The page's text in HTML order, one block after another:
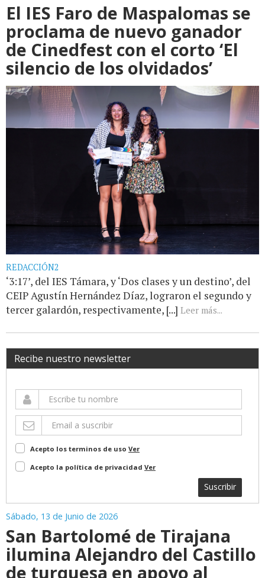
El IES Faro de Maspalomas se
proclama de nuevo ganador
de Cinedfest con el corto ‘El
silencio de los olvidados’
REDACCIÓN2
‘3:17’, del IES Támara, y ‘Dos clases y un destino’, del
CEIP Agustín Hernández Díaz, lograron el segundo y
tercer galardón, respectivamente, [...] Leer más...
Recibe nuestro newsletter
Acepto los terminos de uso Ver
Acepto la política de privacidad Ver
Suscribir
Sábado, 13 de Junio de 2026
San Bartolomé de Tirajana
ilumina Alejandro del Castillo
de turquesa en apoyo al